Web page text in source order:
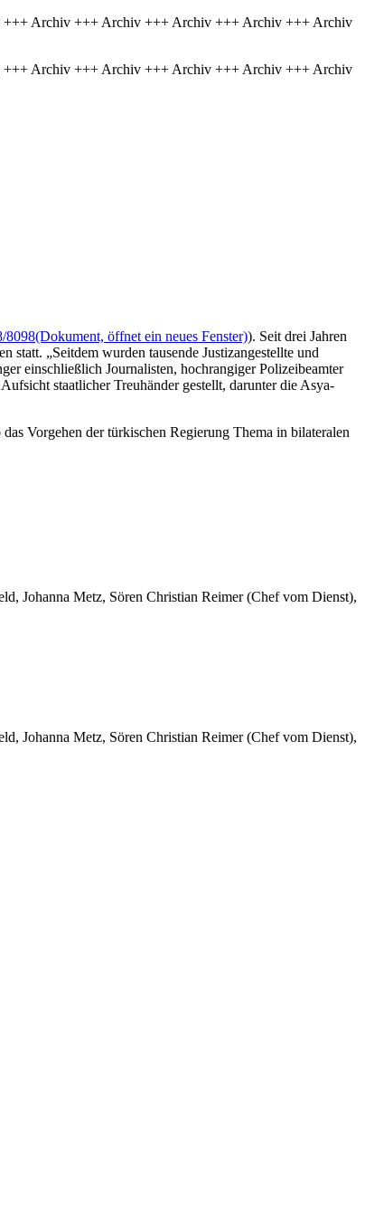
Archiv +++ Archiv +++ Archiv +++ Archiv +++ Archiv
Archiv +++ Archiv +++ Archiv +++ Archiv +++ Archiv
8098(Dokument, öffnet ein neues Fenster)). Seit drei Jahren
„Seitdem wurden tausende Justizangestellte und
einschließlich Journalisten, hochrangiger Polizeibeamter
staatlicher Treuhänder gestellt, darunter die Asya-
Vorgehen der türkischen Regierung Thema in bilateralen
Johanna Metz, Sören Christian Reimer (Chef vom Dienst),
Johanna Metz, Sören Christian Reimer (Chef vom Dienst),